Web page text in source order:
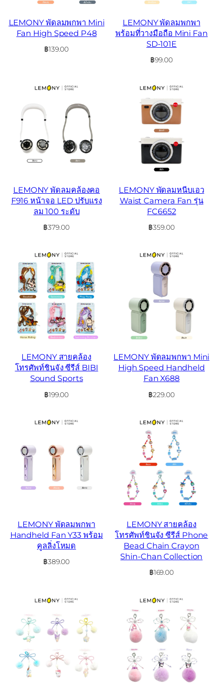
LEMONY พัดลมพกพา Mini
Fan High Speed P48
฿139.00
LEMONY พัดลมพกพา
พร้อมที่วางมือถือ Mini Fan
SD-101E
฿99.00
LEMONY พัดลมคล้องคอ
F916 หน้าจอ LED ปรับแรง
ลม 100 ระดับ
฿379.00
LEMONY พัดลมหนีบเอว
Waist Camera Fan รุ่น
FC6652
฿359.00
LEMONY สายคล้อง
โทรศัพท์ชินจัง ซีรีส์ BIBI
Sound Sports
฿199.00
LEMONY พัดลมพกพา Mini
High Speed Handheld
Fan X688
฿229.00
LEMONY พัดลมพกพา
Handheld Fan Y33 พร้อม
คูลลิ่งโหมด
฿389.00
LEMONY สายคล้อง
โทรศัพท์ชินจัง ซีรีส์ Phone
Bead Chain Crayon
Shin-Chan Collection
฿169.00